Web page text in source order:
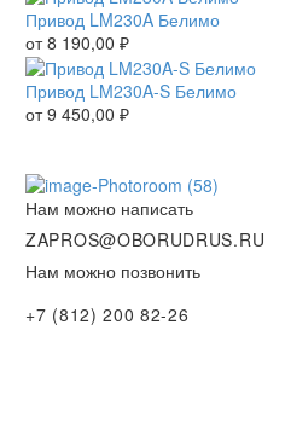
Привод LM230A Белимо
от8 190,00 ₽
Привод LM230A-S Белимо
от9 450,00 ₽
Нам можно написать
ZAPROS@OBORUDRUS.RU
Нам можно позвонить
+7 (812) 200 82-26